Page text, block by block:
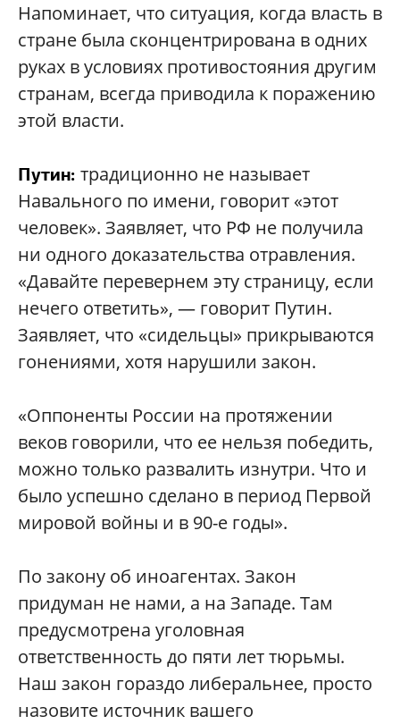
Напоминает, что ситуация, когда власть в
стране была сконцентрирована в одних
руках в условиях противостояния другим
странам, всегда приводила к поражению
этой власти.
Путин: традиционно не называет
Навального по имени, говорит «этот
человек». Заявляет, что РФ не получила
ни одного доказательства отравления.
«Давайте перевернем эту страницу, если
нечего ответить», — говорит Путин.
Заявляет, что «сидельцы» прикрываются
гонениями, хотя нарушили закон.
«Оппоненты России на протяжении
веков говорили, что ее нельзя победить,
можно только развалить изнутри. Что и
было успешно сделано в период Первой
мировой войны и в 90-е годы».
По закону об иноагентах. Закон
придуман не нами, а на Западе. Там
предусмотрена уголовная
ответственность до пяти лет тюрьмы.
Наш закон гораздо либеральнее, просто
назовите источник вашего